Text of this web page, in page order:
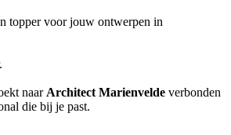
topper voor jouw ontwerpen in
naar Architect Marienvelde verbonden
die bij je past.